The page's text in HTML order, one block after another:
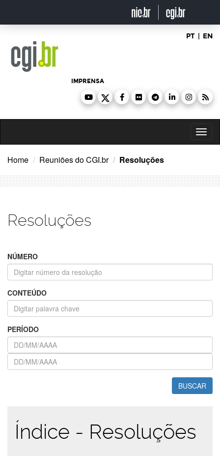
o
PT | EN
IMPRENSA
Home Reuniões do CGI.br Resoluções
Resoluções
NÚMERO
CONTEÚDO
PERÍODO
BUSCAR
Índice - Resoluções